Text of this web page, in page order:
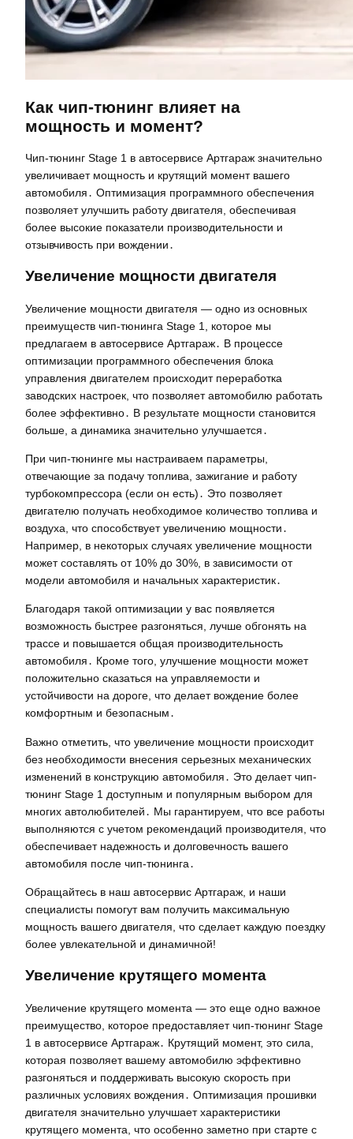
Как чип-тюнинг влияет на
мощность и момент?
Чип-тюнинг Stage 1 в автосервисе Артгараж значительно
увеличивает мощность и крутящий момент вашего
автомобиля․ Оптимизация программного обеспечения
позволяет улучшить работу двигателя, обеспечивая
более высокие показатели производительности и
отзывчивость при вождении․
Увеличение мощности двигателя
Увеличение мощности двигателя — одно из основных
преимуществ чип-тюнинга Stage 1, которое мы
предлагаем в автосервисе Артгараж․ В процессе
оптимизации программного обеспечения блока
управления двигателем происходит переработка
заводских настроек, что позволяет автомобилю работать
более эффективно․ В результате мощности становится
больше, а динамика значительно улучшается․
При чип-тюнинге мы настраиваем параметры,
отвечающие за подачу топлива, зажигание и работу
турбокомпрессора (если он есть)․ Это позволяет
двигателю получать необходимое количество топлива и
воздуха, что способствует увеличению мощности․
Например, в некоторых случаях увеличение мощности
может составлять от 10% до 30%, в зависимости от
модели автомобиля и начальных характеристик․
Благодаря такой оптимизации у вас появляется
возможность быстрее разгоняться, лучше обгонять на
трассе и повышается общая производительность
автомобиля․ Кроме того, улучшение мощности может
положительно сказаться на управляемости и
устойчивости на дороге, что делает вождение более
комфортным и безопасным․
Важно отметить, что увеличение мощности происходит
без необходимости внесения серьезных механических
изменений в конструкцию автомобиля․ Это делает чип-
тюнинг Stage 1 доступным и популярным выбором для
многих автолюбителей․ Мы гарантируем, что все работы
выполняются с учетом рекомендаций производителя, что
обеспечивает надежность и долговечность вашего
автомобиля после чип-тюнинга․
Обращайтесь в наш автосервис Артгараж, и наши
специалисты помогут вам получить максимальную
мощность вашего двигателя, что сделает каждую поездку
более увлекательной и динамичной!
Увеличение крутящего момента
Увеличение крутящего момента — это еще одно важное
преимущество, которое предоставляет чип-тюнинг Stage
1 в автосервисе Артгараж․ Крутящий момент, это сила,
которая позволяет вашему автомобилю эффективно
разгоняться и поддерживать высокую скорость при
различных условиях вождения․ Оптимизация прошивки
двигателя значительно улучшает характеристики
крутящего момента, что особенно заметно при старте с